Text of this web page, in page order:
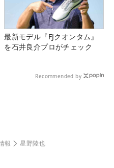
最新モデル『FJクオンタム』
を石井良介プロがチェック
Recommended by
報 星野陸也